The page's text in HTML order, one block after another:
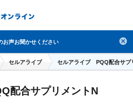
日焼け止め 熱中症対策
オバジ ダーマセプトRX
検索
お声お聞かせください
セルアライブ セルアライブ PQQ配合サプ
配合サプリメントN